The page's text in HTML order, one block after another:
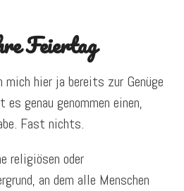
Feiertag
mich hier ja bereits zur Genüge
genau genommen einen,
Fast nichts.
religiösen oder
an dem alle Menschen